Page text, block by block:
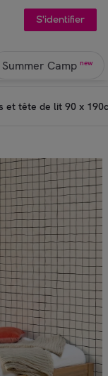
S'identifier
Summer Camp new
et tête de lit 90 x